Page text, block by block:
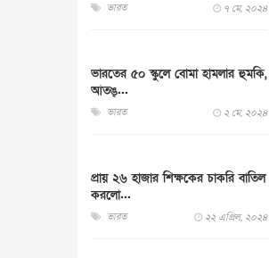
ভারত ৭ মে, ২০২৪
ভারতের ৫০ স্কুলে বোমা হামলার হুমকি,
আতঙ্...
ভারত ২ মে, ২০২৪
প্রায় ২৬ হাজার শিক্ষকের চাকরি বাতিল
করলো...
ভারত ২২ এপ্রিল, ২০২৪